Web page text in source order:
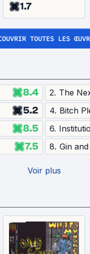
1.7
TOUTES LES
8.4 2. The
5.2 4. Bitch
8.5 6.
7.5 8. Gin
Voir plus